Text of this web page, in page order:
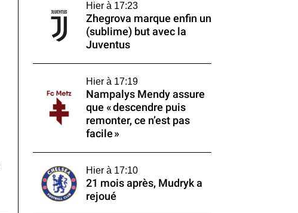
Hier à 17:23
Zhegrova marque enfin un
(sublime) but avec la
Juventus
Hier à 17:19
Nampalys Mendy assure
que « descendre puis
remonter, ce n’est pas
facile »
Hier à 17:10
21 mois après, Mudryk a
rejoué